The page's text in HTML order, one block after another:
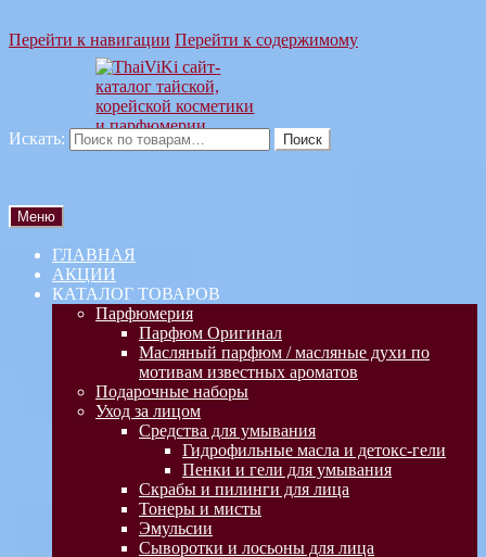
Перейти к навигации Перейти к содержимому
Искать: Поиск
Меню
ГЛАВНАЯ
АКЦИИ
КАТАЛОГ ТОВАРОВ
Парфюмерия
Парфюм Оригинал
Масляный парфюм / масляные духи по
мотивам известных ароматов
Подарочные наборы
Уход за лицом
Средства для умывания
Гидрофильные масла и детокс-гели
Пенки и гели для умывания
Скрабы и пилинги для лица
Тонеры и мисты
Эмульсии
Сыворотки и лосьоны для лица